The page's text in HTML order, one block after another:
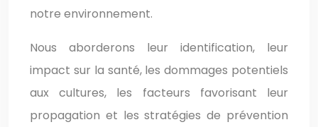
notre environnement.
Nous aborderons leur identification, leur
impact sur la santé, les dommages potentiels
aux cultures, les facteurs favorisant leur
propagation et les stratégies de prévention